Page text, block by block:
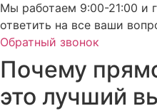
Мы работаем 9:00-21:00 и
ответить на все ваши
Обратный звонок
Почему
это лучший